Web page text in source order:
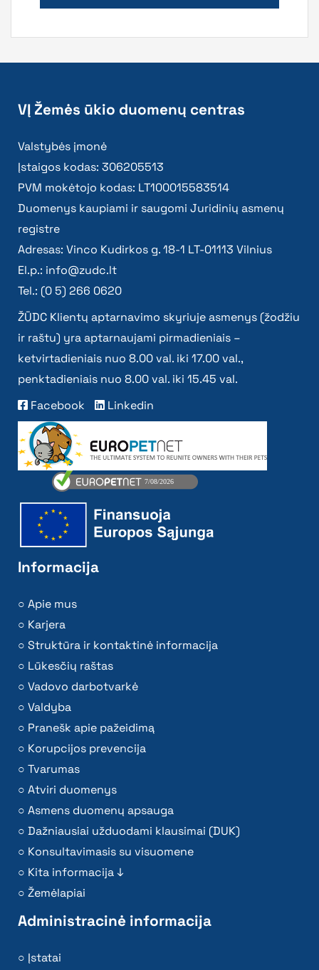
VĮ Žemės ūkio duomenų centras
Valstybės įmonė
Įstaigos kodas: 306205513
PVM mokėtojo kodas: LT100015583514
Duomenys kaupiami ir saugomi Juridinių asmenų
registre
Adresas: Vinco Kudirkos g. 18-1 LT-01113 Vilnius
El.p.: info@zudc.lt
Tel.: (0 5) 266 0620
ŽŪDC Klientų aptarnavimo skyriuje asmenys (žodžiu
ir raštu) yra aptarnaujami pirmadieniais –
ketvirtadieniais nuo 8.00 val. iki 17.00 val.,
penktadieniais nuo 8.00 val. iki 15.45 val.
Facebook
Linkedin
Informacija
Apie mus
Karjera
Struktūra ir kontaktinė informacija
Lūkesčių raštas
Vadovo darbotvarkė
Valdyba
Pranešk apie pažeidimą
Korupcijos prevencija
Tvarumas
Atviri duomenys
Asmens duomenų apsauga
Dažniausiai užduodami klausimai (DUK)
Konsultavimasis su visuomene
Kita informacija ↓
Žemėlapiai
Administracinė informacija
Įstatai